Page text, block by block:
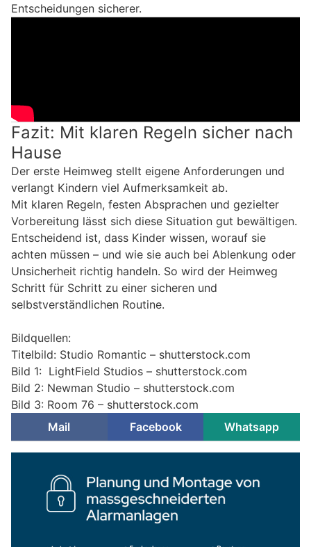
Entscheidungen sicherer.
Fazit: Mit klaren Regeln sicher nach
Hause
Der erste Heimweg stellt eigene Anforderungen und
verlangt Kindern viel Aufmerksamkeit ab.
Mit klaren Regeln, festen Absprachen und gezielter
Vorbereitung lässt sich diese Situation gut bewältigen.
Entscheidend ist, dass Kinder wissen, worauf sie
achten müssen – und wie sie auch bei Ablenkung oder
Unsicherheit richtig handeln. So wird der Heimweg
Schritt für Schritt zu einer sicheren und
selbstverständlichen Routine.
Bildquellen:
Titelbild: Studio Romantic – shutterstock.com
Bild 1: LightField Studios – shutterstock.com
Bild 2: Newman Studio – shutterstock.com
Bild 3: Room 76 – shutterstock.com
Mail
Facebook Whatsapp